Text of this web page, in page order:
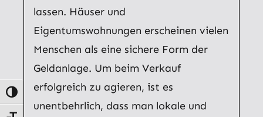
Umschalten auf hohe Kontraste
lassen. Häuser und
Eigentumswohnungen erscheinen vielen
Menschen als eine sichere Form der
Geldanlage. Um beim Verkauf
erfolgreich zu agieren, ist es
unentbehrlich, dass man lokale und